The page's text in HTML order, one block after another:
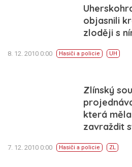
objasnili
zloději s
8. 12. 2010 0:00 Hasiči a policie UH
Zlínský
která
zavraždit
7. 12. 2010 0:00 Hasiči a policie ZL